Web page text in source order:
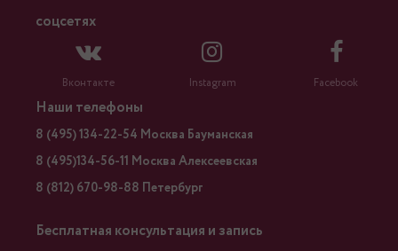
соцсетях
Вконтакте Instagram Facebook
Наши телефоны
8 (495) 134-22-54 Москва Бауманская
8 (495)134-56-11 Москва Алексеевская
8 (812) 670-98-88 Петербург
Бесплатная консультация и запись